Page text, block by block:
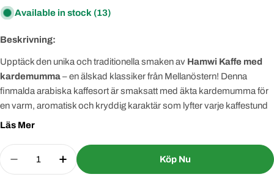
Available in stock (13)
Beskrivning:
Upptäck den unika och traditionella smaken av Hamwi Kaffe med
kardemumma– en älskad klassiker från Mellanöstern! Denna
finmalda arabiska kaffesort är smaksatt med äkta kardemumma för
en varm, aromatisk och kryddig karaktär som lyfter varje kaffestund
till nya höjder.
Perfekt att tillaga i en liten kastrull eller traditionell kaffepanna (briki),
detta kaffe passar dig som söker en djup, rik smakupplevelse utöver
det vanliga.
Läs Mer
Quantity
Decrease Quantity For Kaffe Hamwi
Increase Quantity For Kaffe Hamwi
Köp Nu